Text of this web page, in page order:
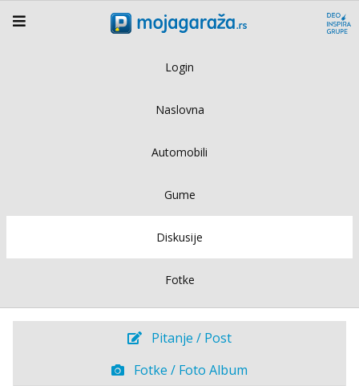
Login
Naslovna
Automobili
Gume
Diskusije
Fotke
Pitanje / Post
Fotke / Foto Album